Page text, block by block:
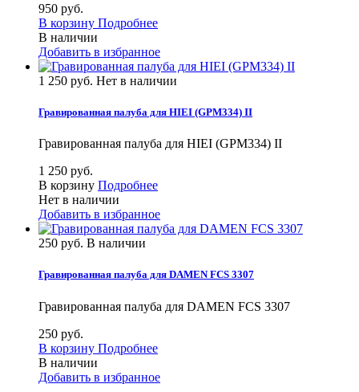
950 руб.
В корзину Подробнее
В наличии
Добавить в избранное
1 250 руб. Нет в наличии
Гравированная палуба для HIEI (GPM334) II
Гравированная палуба для HIEI (GPM334) II
1 250 руб.
В корзину Подробнее
Нет в наличии
Добавить в избранное
250 руб. В наличии
Гравированная палуба для DAMEN FCS 3307
Гравированная палуба для DAMEN FCS 3307
250 руб.
В корзину Подробнее
В наличии
Добавить в избранное